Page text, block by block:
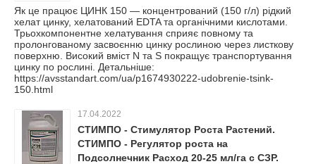
Як це працює ЦИНК 150 — концентрований (150 г/л) рідкий
хелат цинку, хелатований EDTA та органічними кислотами.
Трьохкомпонентне хелатування сприяє повному та
пролонгованому засвоєнню цинку рослиною через листкову
поверхню. Високий вміст N та S покращує транспортування
цинку по рослині. Детальніше:
https://avsstandart.com/ua/p1674930222-udobrenie-tsink-
150.html
17.04.2022
СТИМПО - Стимулятор Роста Растений.
СТИМПО - Регулятор роста на
Подсолнечник Расход 20-25 мл/га с СЗР.